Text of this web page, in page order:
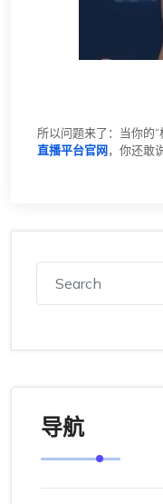
所以问题来了：当你的
直播平台官网，你还敢
导航